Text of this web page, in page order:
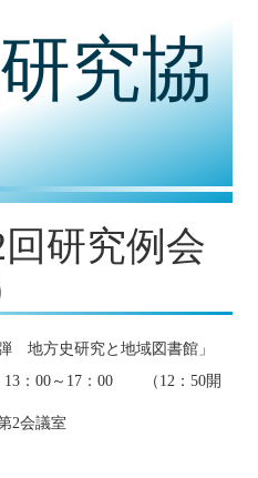
究協
研究例会
地方史研究と地域図書館」
13：00～17：00 （12：50開
2会議室